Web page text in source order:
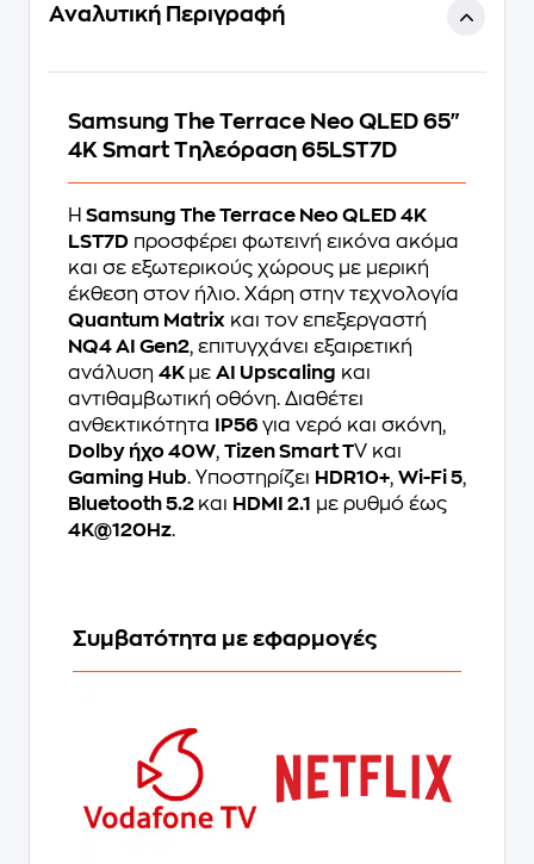
Αναλυτική Περιγραφή
Samsung The Terrace Neo QLED 65"
4K Smart Τηλεόραση 65LST7D
Η Samsung The Terrace Neo QLED 4K
LST7D προσφέρει φωτεινή εικόνα ακόμα
και σε εξωτερικούς χώρους με μερική
έκθεση στον ήλιο. Χάρη στην τεχνολογία
Quantum Matrix και τον επεξεργαστή
NQ4 AI Gen2, επιτυγχάνει εξαιρετική
ανάλυση 4K με AI Upscaling και
αντιθαμβωτική οθόνη. Διαθέτει
ανθεκτικότητα
IP56 για νερό και σκόνη,
Dolby ήχο 40W, Tizen Smart TV και
Gaming Hub. Υποστηρίζει HDR10+, Wi-Fi 5,
Bluetooth 5.2 και HDMI 2.1 με ρυθμό έως
4K@120Hz.
Συμβατότητα με εφαρμογές